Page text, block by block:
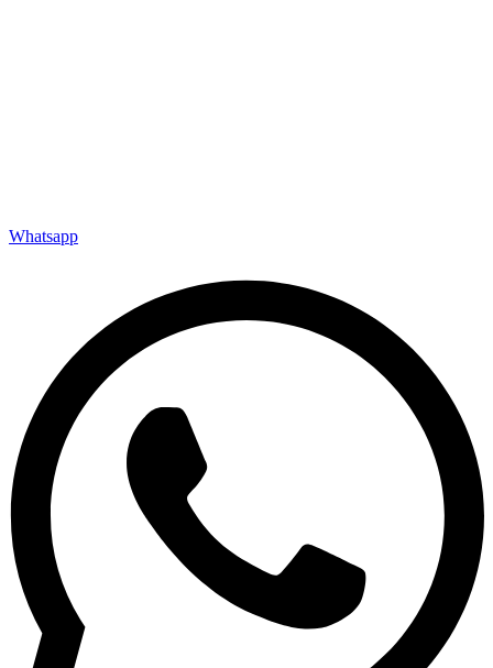
Whatsapp